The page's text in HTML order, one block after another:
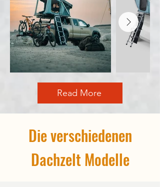
Read More
Die verschiedenen
Dachzelt Modelle